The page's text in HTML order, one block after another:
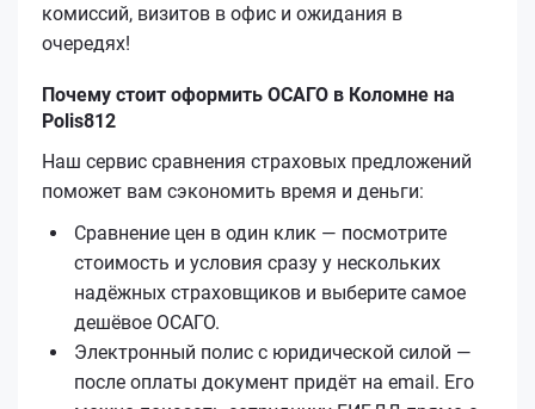
комиссий, визитов в офис и ожидания в
очередях!
Почему стоит оформить ОСАГО в Коломне на
Polis812
Наш сервис сравнения страховых предложений
поможет вам сэкономить время и деньги:
Сравнение цен в один клик — посмотрите
стоимость и условия сразу у нескольких
надёжных страховщиков и выберите самое
дешёвое ОСАГО.
Электронный полис с юридической силой —
после оплаты документ придёт на email. Его